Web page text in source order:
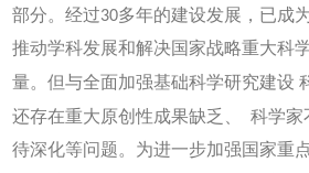
部分。经过30多年的建设发展，已成
推动学科发展和解决国家战略重大科
量。但与全面加强基础科学研究建设
还存在重大原创性成果缺乏、
科学家
待深化等问题。为进一步加强国家重